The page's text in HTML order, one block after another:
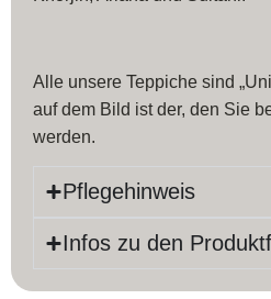
Alle unsere Teppiche sind
auf dem Bild ist der, den Sie
werden.
Pflegehinweis
Infos zu den